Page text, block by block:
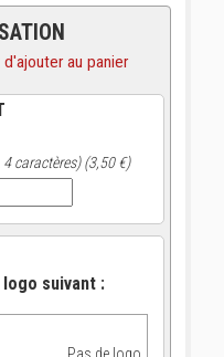
au panier
caractères) (3,50 €)
suivant :